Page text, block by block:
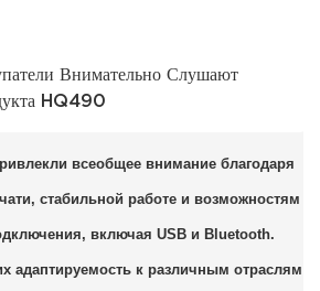
Внимательно Слушают
HQ490
всеобщее внимание благодаря
стабильной работе и возможностям
включая USB и Bluetooth.
адаптируемость к различным отраслям